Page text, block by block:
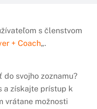
s členstvom
+ Coach„.
svojho zoznamu?
a získajte prístup k
vrátane možnosti